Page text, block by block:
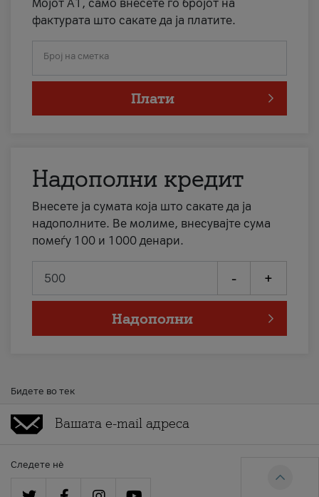
Мојот А1, само внесете го бројот на
фактурата што сакате да ја платите.
Број на сметка
Плати
Надополни кредит
Внесете ја сумата која што сакате да ја
надополните. Ве молиме, внесувајте сума
помеѓу 100 и 1000 денари.
- +
Надополни
Бидете во тек
Следете нè